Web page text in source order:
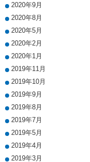
2020年9月
2020年8月
2020年5月
2020年2月
2020年1月
2019年11月
2019年10月
2019年9月
2019年8月
2019年7月
2019年5月
2019年4月
2019年3月